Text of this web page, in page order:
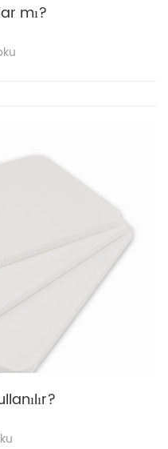
mı?